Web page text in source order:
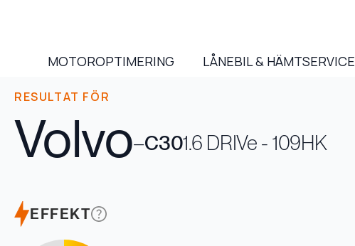
MOTOROPTIMERING LÅNEBIL & HÄMTSERVICE
RESULTAT FÖR
Volvo–C301.6 DRIVe - 109HK
EFFEKT